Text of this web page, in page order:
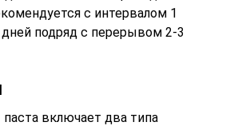
с интервалом 1
дней подряд с перерывом 2-3
включает два типа